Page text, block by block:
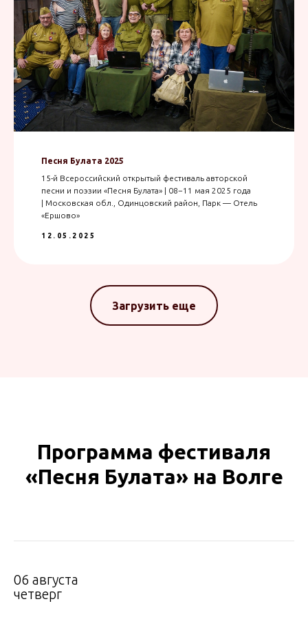
Песня Булата 2025
15-й Всероссийский открытый фестиваль авторской
песни и поэзии «Песня Булата» | 08−11 мая 2025 года
| Московская обл., Одинцовский район, Парк — Отель
«Ершово»
12.05.2025
Загрузить еще
Программа фестиваля
«Песня Булата» на Волге
06 августа
четверг